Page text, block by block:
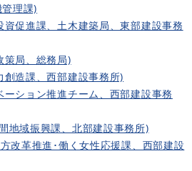
理課)
促進課、土木建築局、東部建設事務
策局、総務局)
造課、西部建設事務所)
ション推進チーム、西部建設事務
地域振興課、北部建設事務所)
改革推進･働く女性応援課、西部建設